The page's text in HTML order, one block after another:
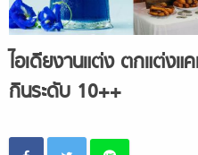
ไอเดียงานแต่ง ตกแต่งแ
กินระดับ 10++